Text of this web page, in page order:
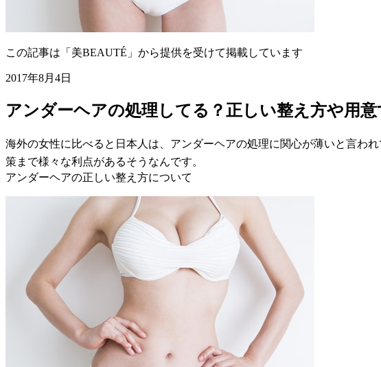
この記事は「美BEAUTÉ」から提供を受けて掲載しています
2017年8月4日
アンダーヘアの処理してる？正しい整え方や用
海外の女性に比べると日本人は、アンダーヘアの処理に関心が薄いと言わ
策まで様々な利点があるそうなんです。
アンダーヘアの正しい整え方について